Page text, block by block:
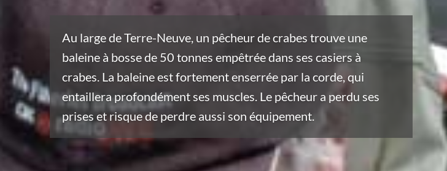
Au large de Terre-Neuve, un pêcheur de crabes trouve une
baleine à bosse de 50 tonnes empêtrée dans ses casiers à
crabes. La baleine est fortement enserrée par la corde, qui
entaillera profondément ses muscles. Le pêcheur a perdu ses
prises et risque de perdre aussi son équipement.